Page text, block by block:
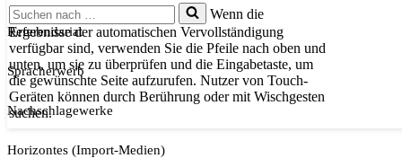
Suchen
nach …
Wenn die
Ergebnisse der automatischen Vervollständigung
verfügbar sind, verwenden Sie die Pfeile nach oben und
unten, um sie zu überprüfen und die Eingabetaste, um
die gewünschte Seite aufzurufen. Nutzer von Touch-
Geräten können durch Berührung oder mit Wischgesten
suchen.
Referendariat
Spracherwerb
Nachschlagewerke
Horizontes (Import-Medien)